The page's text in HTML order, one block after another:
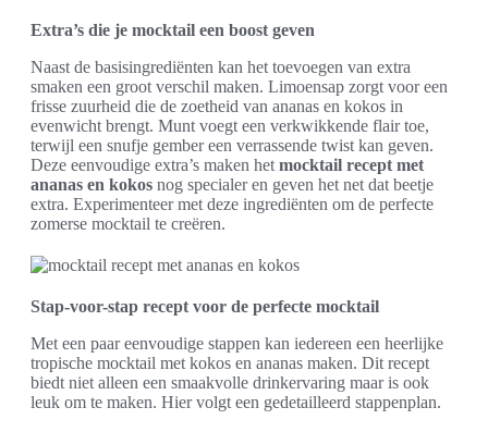
Extra’s die je mocktail een boost geven
Naast de basisingrediënten kan het toevoegen van extra
smaken een groot verschil maken. Limoensap zorgt voor een
frisse zuurheid die de zoetheid van ananas en kokos in
evenwicht brengt. Munt voegt een verkwikkende flair toe,
terwijl een snufje gember een verrassende twist kan geven.
Deze eenvoudige extra’s maken het mocktail recept met
ananas en kokos nog specialer en geven het net dat beetje
extra. Experimenteer met deze ingrediënten om de perfecte
zomerse mocktail te creëren.
Stap-voor-stap recept voor de perfecte mocktail
Met een paar eenvoudige stappen kan iedereen een heerlijke
tropische mocktail met kokos en ananas maken. Dit recept
biedt niet alleen een smaakvolle drinkervaring maar is ook
leuk om te maken. Hier volgt een gedetailleerd stappenplan.